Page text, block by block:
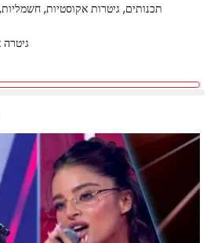
תכנותים, גיטרות אקוסטיות,
גיטרה